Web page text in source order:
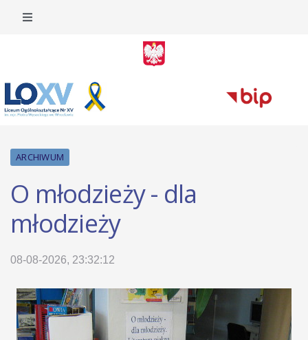
ARCHIWUM
O młodzieży - dla
młodzieży
08-08-2026, 23:32:12